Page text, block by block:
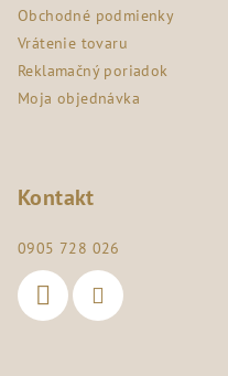
Obchodné podmienky
Vrátenie tovaru
Reklamačný poriadok
Moja objednávka
Kontakt
0905 728 026